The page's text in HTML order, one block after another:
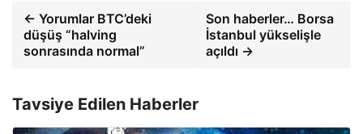
← Yorumlar BTC’deki
düşüş “halving
sonrasında normal”
Son haberler… Borsa
İstanbul yükselişle
açıldı →
Tavsiye Edilen Haberler